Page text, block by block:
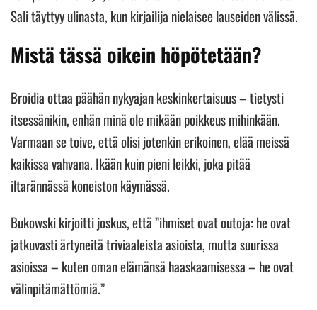
Sali täyttyy ulinasta, kun kirjailija nielaisee lauseiden välissä.
Mistä tässä oikein höpötetään?
Broidia ottaa päähän nykyajan keskinkertaisuus – tietysti
itsessänikin, enhän minä ole mikään poikkeus mihinkään.
Varmaan se toive, että olisi jotenkin erikoinen, elää meissä
kaikissa vahvana. Ikään kuin pieni leikki, joka pitää
iltarännässä koneiston käymässä.
Bukowski kirjoitti joskus, että ”ihmiset ovat outoja: he ovat
jatkuvasti ärtyneitä triviaaleista asioista, mutta suurissa
asioissa – kuten oman elämänsä haaskaamisessa – he ovat
välinpitämättömiä.”